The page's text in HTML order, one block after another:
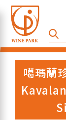
噶瑪蘭